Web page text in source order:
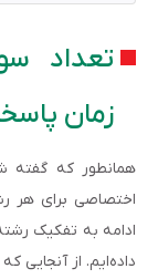
تعداد
زمان
همانطور که گفته
اختصاصی برای هر
ادامه به تفکیک
داده‌ایم. از آنجایی